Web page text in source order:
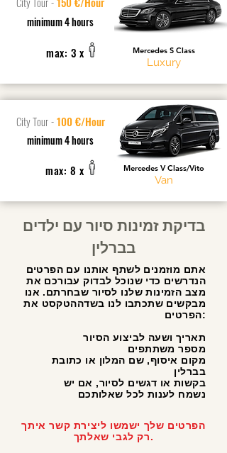
minimum 4 hours
Mercedes S Class
max: 3 x
Luxury
City Tour - 100 €/Hour
minimum 4 hours
Mercedes V Class/Vito
max: 8 x
Van
בדיקת זמינות סיור עם ילדים
בברלין
אתם מוזמנים לשתף אותנו עם הפרטים
הנדרשים כדי שנוכל לבדוק עבורכם את
מצב הזמינות שלנו לסיור שבחרתם. אנו
מבקשים שתכתבו לנו בשדההטקסט את
הפרטים:
תאריך ושעה לביצוע הסיור
מספר משתתפים
מקום איסוף, שם המלון או כתובת
בברלין
בקשות או דגשים לסיור, אם יש
נשמח לענות לכל שאלותכם
הפרטים שלך ישמשו ליצירת קשר איתך
רק לגבי שאלתך.